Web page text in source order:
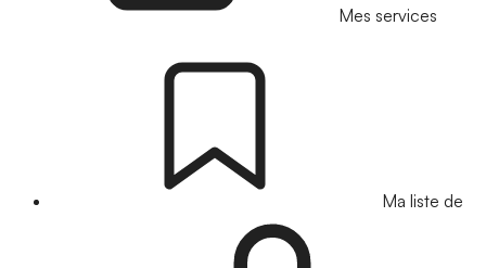
Mes services
Ma liste de